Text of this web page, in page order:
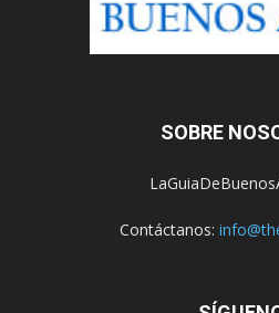
SOBRE
Contáctanos: